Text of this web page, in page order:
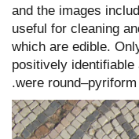
and the images
useful for cleaning
which are edible.
positively
were